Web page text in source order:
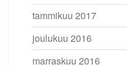
tammikuu 2017
joulukuu 2016
marraskuu 2016